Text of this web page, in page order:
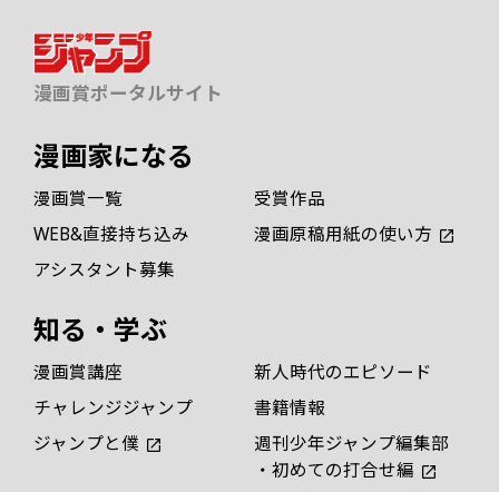
漫画賞ポータルサイト
漫画家になる
漫画賞一覧
受賞作品
WEB&直接持ち込み
漫画原稿用紙の使い方
アシスタント募集
知る・学ぶ
漫画賞講座
新人時代のエピソード
チャレンジジャンプ
書籍情報
ジャンプと僕
週刊少年ジャンプ編集部
・初めての打合せ編